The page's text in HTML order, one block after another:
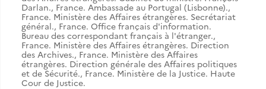
Darlan., France. Ambassade au Portugal (Lisbonne).,
France. Ministère des Affaires étrangères. Secrétariat
général., France. Office français d'information.
Bureau des correspondant français à l'étranger.,
France. Ministère des Affaires étrangères. Direction
des Archives., France. Ministère des Affaires
étrangères. Direction générale des Affaires politiques
et de Sécurité., France. Ministère de la Justice. Haute
Cour de Justice.